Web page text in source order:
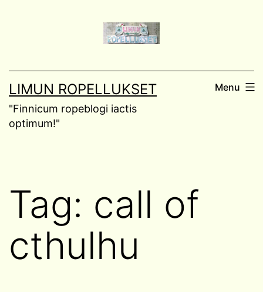
LIMUN ROPELLUKSET
"Finnicum ropeblogi iactis
optimum!"
Menu
Tag: call of
cthulhu